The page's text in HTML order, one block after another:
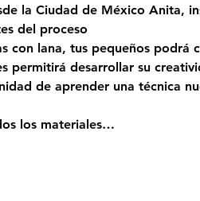
la Ciudad de México Anita,
del proceso
con lana, tus pequeños
permitirá desarrollar su
de aprender una técnica
los materiales…